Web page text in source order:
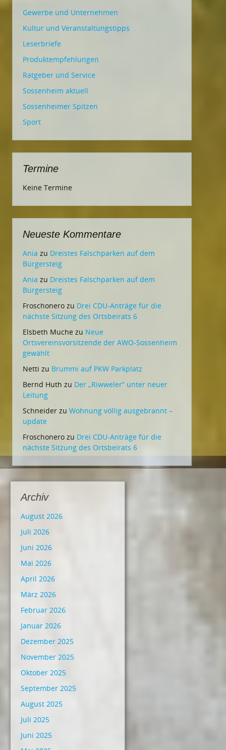
Gewerbe und Unternehmen
Kultur und Veranstaltungstipps
Leserbriefe
Produktempfehlungen
Ratgeber und Service
Sossenheim aktuell
Sossenheimer Spitzen
Sport
Termine
Keine Termine
Neueste Kommentare
Ania zu Dreistes Falschparken auf dem
Bürgersteig
Ania zu Dreistes Falschparken auf dem
Bürgersteig
Froschonero zu Drei CDU-Anträge für die
nächste Sitzung des Ortsbeirats 6
Elsbeth Muche zu Neue
Ortsvereinsvorsitzende der AWO-Sossenheim
gewählt
Netti zu Brummi auf PKW Parkplatz
Bernd Huth zu Der „Riwweler“ unter neuer
Leitung
Schneider zu Wohnung völlig ausgebrannt –
update
Froschonero zu Drei CDU-Anträge für die
nächste Sitzung des Ortsbeirats 6
Archiv
August 2026
Juli 2026
Juni 2026
Mai 2026
April 2026
März 2026
Februar 2026
Januar 2026
Dezember 2025
November 2025
Oktober 2025
September 2025
August 2025
Juli 2025
Juni 2025